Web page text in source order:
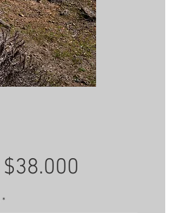
$38.000
*